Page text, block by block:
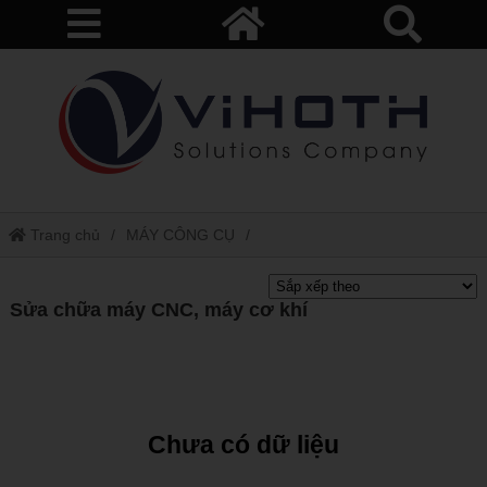
Trang chủ MÁY CÔNG CỤ
Sửa chữa máy CNC, máy cơ khí
Chưa có dữ liệu